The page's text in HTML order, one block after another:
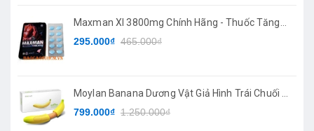
Maxman XI 3800mg Chính Hãng - Thuốc Tăng
Cường Sinh Lý
295.000₫ 465.000₫
Moylan Banana Dương Vật Giả Hình Trái Chuối 7
Chế Độ Rung
799.000₫ 1.250.000₫